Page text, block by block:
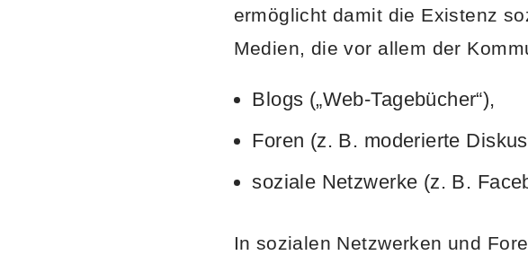
ermöglicht damit die Existenz
Medien, die vor allem der
Blogs („Web-Tagebücher“),
Foren (z. B. moderierte
soziale Netzwerke (z. B.
In sozialen Netzwerken und